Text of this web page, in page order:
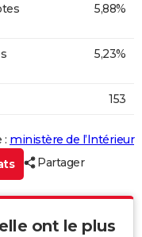
5,88%
5,23%
153
: ministère de l’Intérieur
Partager
ont le plus